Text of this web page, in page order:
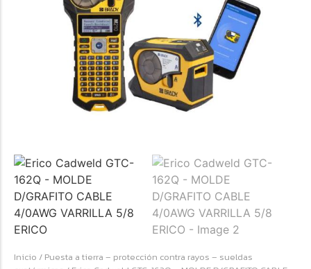
☆☆☆ ☆☆
Raychem HVT-Z-253/353-G – PUNTA
TERMINAL UNIP INT 35KV 2/0-350 MCM
(3UND/KIT)
Terminal eléctrico Raychem SKU HVT-Z-253/353-G
industriales. Consulte este producto en Jprintech…
Inicio / Puesta a tierra – protección contra rayos – sueldas